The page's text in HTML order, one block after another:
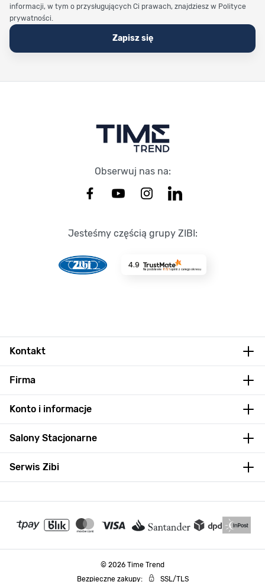
informacji, w tym o przysługujących Ci prawach, znajdziesz w Polityce
prywatności.
Zapisz się
Obserwuj nas na:
Jesteśmy częścią grupy ZIBI:
4.9
Na podstawie 8721opinii z całego okresu
Kontakt
Firma
Konto i informacje
Salony Stacjonarne
Serwis Zibi
© 2026 Time Trend
Bezpieczne zakupy:
SSL/TLS